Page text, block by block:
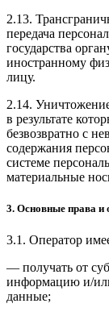
2.13.
передача
государства
иностранному
лицу.
2.14.
в результате
безвозвратно с
содержания
системе
материальные
3. Основные права и
3.1. Оператор
— получать от
информацию и/
данные;